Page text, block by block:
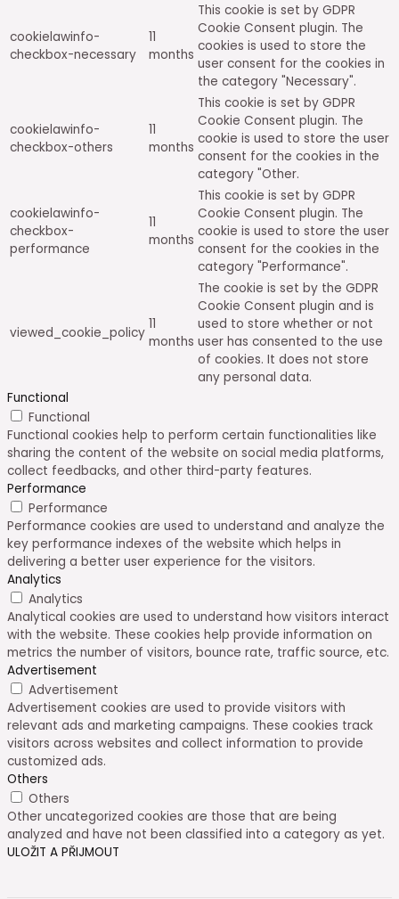
cookielawinfo-
checkbox-necessary
11
months
This cookie is set by GDPR
Cookie Consent plugin. The
cookies is used to store the
user consent for the cookies in
the category "Necessary".
cookielawinfo-
checkbox-others
11
months
This cookie is set by GDPR
Cookie Consent plugin. The
cookie is used to store the user
consent for the cookies in the
category "Other.
cookielawinfo-
checkbox-
performance
11
months
This cookie is set by GDPR
Cookie Consent plugin. The
cookie is used to store the user
consent for the cookies in the
category "Performance".
viewed_cookie_policy
11
months
The cookie is set by the GDPR
Cookie Consent plugin and is
used to store whether or not
user has consented to the use
of cookies. It does not store
any personal data.
Functional
Functional
Functional cookies help to perform certain functionalities like
sharing the content of the website on social media platforms,
collect feedbacks, and other third-party features.
Performance
Performance
Performance cookies are used to understand and analyze the
key performance indexes of the website which helps in
delivering a better user experience for the visitors.
Analytics
Analytics
Analytical cookies are used to understand how visitors interact
with the website. These cookies help provide information on
metrics the number of visitors, bounce rate, traffic source, etc.
Advertisement
Advertisement
Advertisement cookies are used to provide visitors with
relevant ads and marketing campaigns. These cookies track
visitors across websites and collect information to provide
customized ads.
Others
Others
Other uncategorized cookies are those that are being
analyzed and have not been classified into a category as yet.
ULOŽIT A PŘIJMOUT